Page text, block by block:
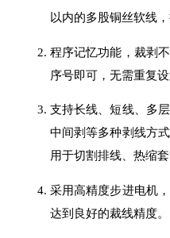
以内的多股铜丝软线
程序记忆功能，裁剥
序号即可，无需重复设
支持长线、短线、多
中间剥等多种剥线方
用于切割排线、热缩套
采用高精度步进电机
达到良好的裁线精度。